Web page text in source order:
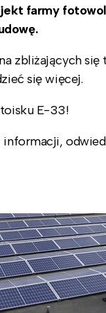
farmy
zbliżających się
się więcej.
E-33!
informacji,